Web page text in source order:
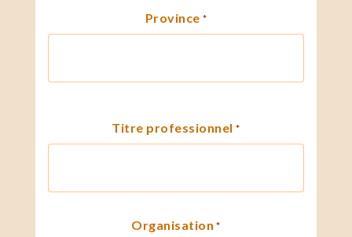
Province *
Titre professionnel *
Organisation *